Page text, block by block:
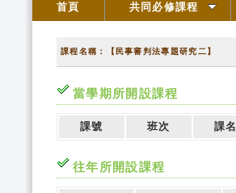
首頁 共同必修課程
課程名稱：【民事審判法專題研究二】
當學期所開設課程
課號 班次 課名
往年所開設課程